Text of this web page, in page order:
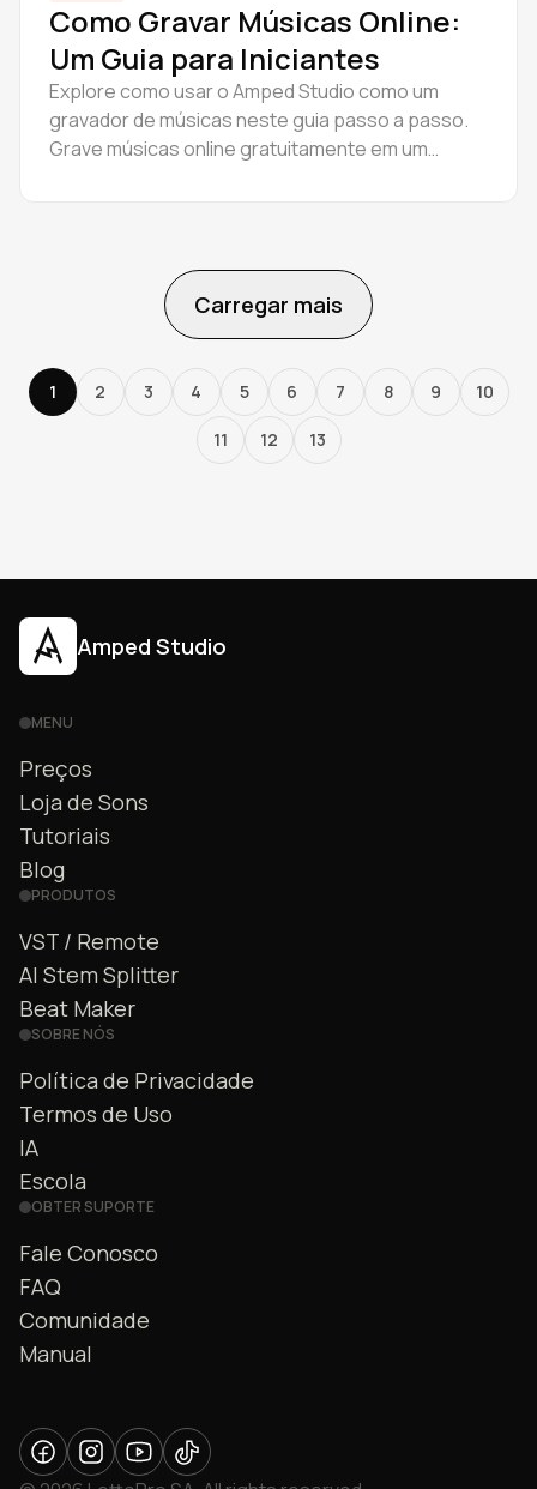
Como Gravar Músicas Online:
Um Guia para Iniciantes
Explore como usar o Amped Studio como um
gravador de músicas neste guia passo a passo.
Grave músicas online gratuitamente em um
Carregar mais
1 2 3 4 5 6 7 8 9 10
11 12 13
Amped Studio
MENU
Preços
Loja de Sons
Tutoriais
Blog
PRODUTOS
VST / Remote
AI Stem Splitter
Beat Maker
SOBRE NÓS
Política de Privacidade
Termos de Uso
IA
Escola
OBTER SUPORTE
Fale Conosco
FAQ
Comunidade
Manual